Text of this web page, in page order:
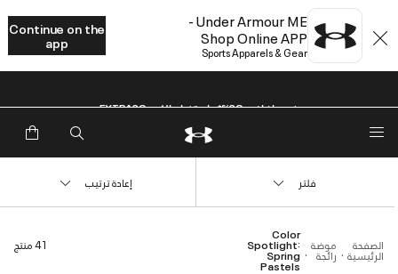
Under Armour ME -
Shop Online APP
Sports Apparels & Gear
Continue on the
app
الصفحة
الرئيسية
موضة
رائجة
Color
Spotlight:
Spring
Pastels
41 منتج
فلتر إعادة ترتيب